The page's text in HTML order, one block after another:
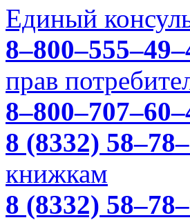
Единый
прав
8 (8332)
книжкам
8 (8332)